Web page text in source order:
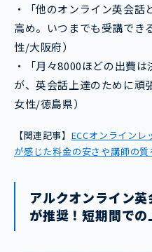
・「他のオンライン英会
高め。いつまでも受講でき
性/大阪府）
・「月々8000ほどの出費
が、英会話上達のために頑
女性/徳島県）
【関連記事】 ECCオンライン
が感じた料金の安さや講師の質
アルクオンライン
が推奨！短期間で